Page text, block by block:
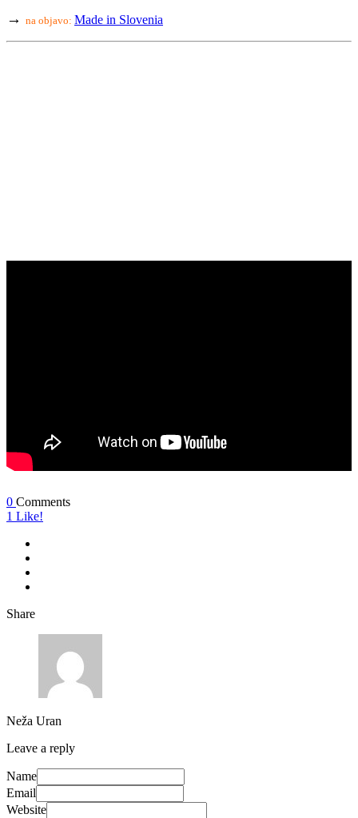
→ na objavo: Made in Slovenia
0 Comments
1 Like!
Share
Neža Uran
Leave a reply
Name
Email
Website